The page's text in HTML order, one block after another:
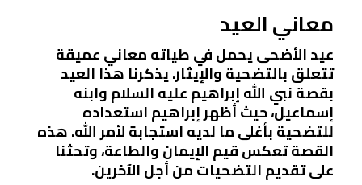
معاني العيد
عيد الأضحى يحمل في طياته معاني عميقة
تتعلق بالتضحية والإيثار. يذكرنا هذا العيد
بقصة نبي الله إبراهيم عليه السلام وابنه
إسماعيل، حيث أظهر إبراهيم استعداده
للتضحية بأغلى ما لديه استجابة لأمر الله. هذه
القصة تعكس قيم الإيمان والطاعة، وتحثنا
على تقديم التضحيات من أجل الآخرين.